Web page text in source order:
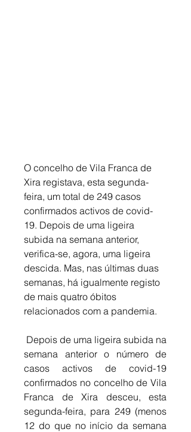
O concelho de Vila Franca de
Xira registava, esta segunda-
feira, um total de 249 casos
confirmados activos de covid-
19. Depois de uma ligeira
subida na semana anterior,
verifica-se, agora, uma ligeira
descida. Mas, nas últimas duas
semanas, há igualmente registo
de mais quatro óbitos
relacionados com a pandemia.
semana anterior o número de
casos activos de covid-19
confirmados no concelho de Vila
Franca de Xira desceu, esta
segunda-feira, para 249 (menos
12 do que no início da semana